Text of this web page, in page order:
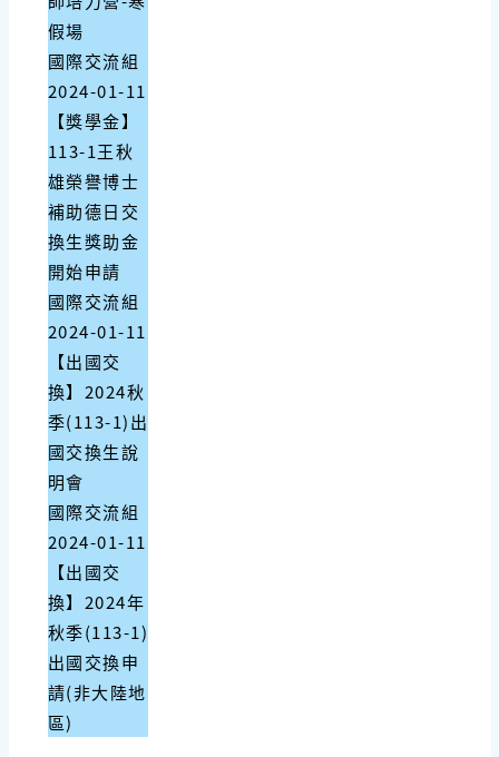
假場
國際交流組
2024-01-11
【獎學金】
113-1王秋
雄榮譽博士
補助德日交
換生獎助金
開始申請
國際交流組
2024-01-11
【出國交
換】2024秋
季(113-1)出
國交換生說
明會
國際交流組
2024-01-11
【出國交
換】2024年
秋季(113-1)
出國交換申
請(非大陸地
區)